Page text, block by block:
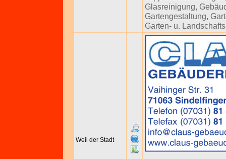
Glasreinigung,
Gartengestaltung,
Garten- u.
Weil der Stadt